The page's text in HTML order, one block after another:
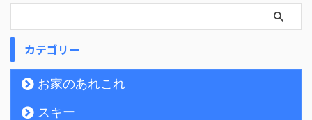
カテゴリー
お家のあれこれ
スキー